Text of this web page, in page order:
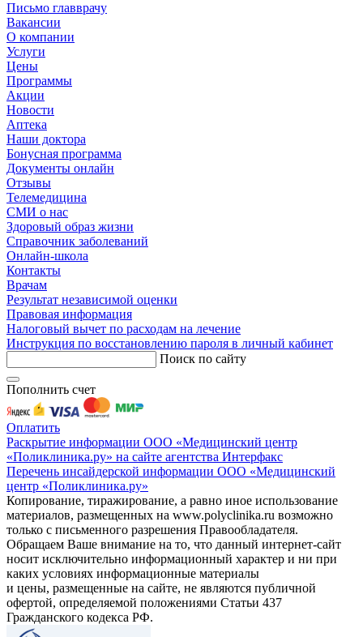
Письмо главврачу
Вакансии
О компании
Услуги
Цены
Программы
Акции
Новости
Аптека
Наши доктора
Бонусная программа
Документы онлайн
Отзывы
Телемедицина
СМИ о нас
Здоровый образ жизни
Справочник заболеваний
Онлайн-школа
Контакты
Врачам
Результат независимой оценки
Правовая информация
Налоговый вычет по расходам на лечение
Инструкция по восстановлению пароля в личный кабинет
Поиск по сайту
Пополнить счет
Оплатить
Раскрытие информации ООО «Медицинский центр
«Поликлиника.ру» на сайте агентства Интерфакс
Перечень инсайдерской информации ООО «Медицинский
центр «Поликлиника.ру»
Копирование, тиражирование, а равно иное использование
материалов, размещенных на www.polyclinika.ru возможно
только с письменного разрешения Правообладателя.
Обращаем Ваше внимание на то, что данный интернет-сайт
носит исключительно информационный характер и ни при
каких условиях информационные материалы
и цены, размещенные на сайте, не являются публичной
офертой, определяемой положениями Статьи 437
Гражданского кодекса РФ.